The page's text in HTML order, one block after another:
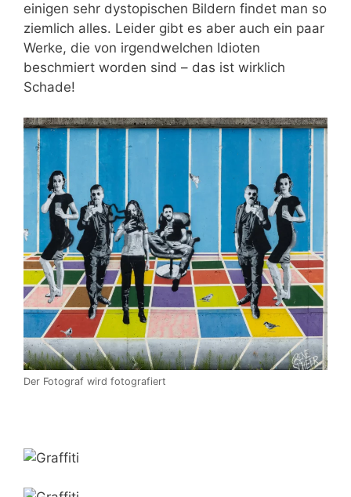
einigen sehr dystopischen Bildern findet man so
ziemlich alles. Leider gibt es aber auch ein paar
Werke, die von irgendwelchen Idioten
beschmiert worden sind – das ist wirklich
Schade!
Der Fotograf wird fotografiert